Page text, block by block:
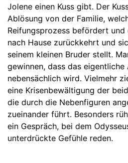
Jolene einen Kuss gibt. Der
Ablösung von der Familie,
Reifungsprozess befördert
nach Hause zurückkehrt und
seinem kleinen Bruder stellt.
gewinnen, dass das eigentliche
nebensächlich wird. Vielmehr
eine Krisenbewältigung der
die durch die Nebenfiguren
zueinander führt. Besonders
ein Gespräch, bei dem
unterdrückte Gefühle reden.